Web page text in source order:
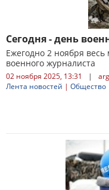
Сегодня - день
Ежегодно 2 ноября
военного журналиста
02 ноября 2025, 13:31 |
Лента новостей | Общество